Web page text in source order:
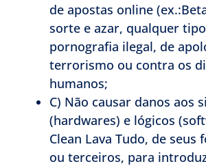
de apostas online
sorte e azar, qualquer
pornografia ilegal, de
terrorismo ou contra os
humanos;
C) Não causar danos aos
(hardwares) e lógicos
Clean Lava Tudo, de seus
ou terceiros, para